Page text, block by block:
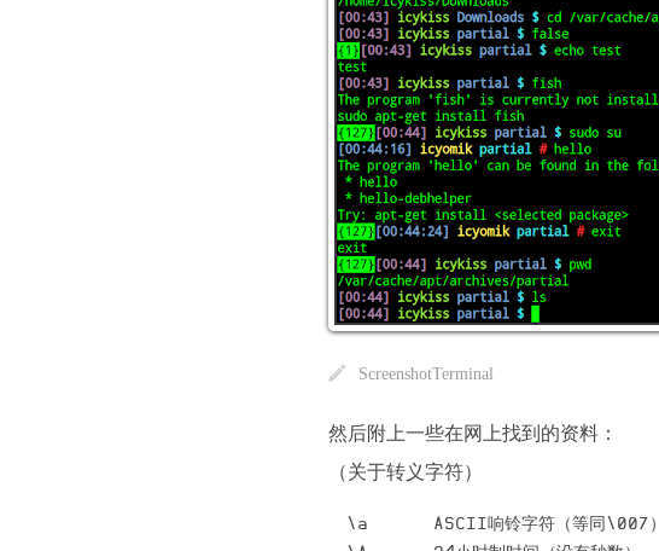
ScreenshotTerminal
然后附上一些在网上找到的资料：
（关于转义字符）
\a      ASCII响铃字符（等同\007）